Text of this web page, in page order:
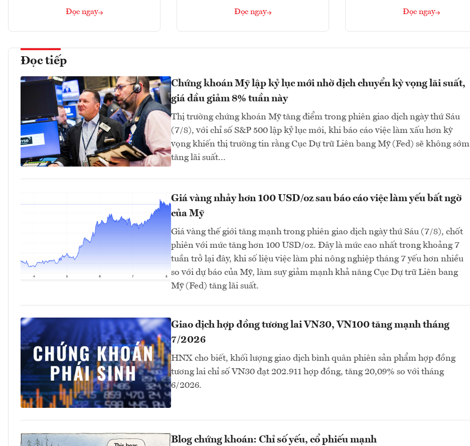
Đọc ngay Đọc ngay Đọc ngay
Đọc tiếp
Chứng khoán Mỹ lập kỷ lục mới nhờ dịch chuyển kỳ vọng lãi suất,
giá dầu giảm 8% tuần này
Thị trường chứng khoán Mỹ tăng điểm trong phiên giao dịch ngày thứ Sáu
(7/8), với chỉ số S&P 500 lập kỷ lục mới, khi báo cáo việc làm xấu hơn kỳ
vọng khiến thị trường tin rằng Cục Dự trữ Liên bang Mỹ (Fed) sẽ không sớm
tăng lãi suất...
Giá vàng nhảy hơn 100 USD/oz sau báo cáo việc làm yếu bất ngờ
của Mỹ
Giá vàng thế giới tăng mạnh trong phiên giao dịch ngày thứ Sáu (7/8), chốt
phiên với mức tăng hơn 100 USD/oz. Đây là mức cao nhất trong khoảng 7
tuần trở lại đây, khi số liệu việc làm phi nông nghiệp tháng 7 yếu hơn nhiều
so với dự báo của Mỹ, làm suy giảm mạnh khả năng Cục Dự trữ Liên bang
Mỹ (Fed) tăng lãi suất.
Giao dịch hợp đồng tương lai VN30, VN100 tăng mạnh tháng
7/2026
HNX cho biết, khối lượng giao dịch bình quân phiên sản phẩm hợp đồng
tương lai chỉ số VN30 đạt 202.911 hợp đồng, tăng 20,09% so với tháng
6/2026.
Blog chứng khoán: Chỉ số yếu, cổ phiếu mạnh